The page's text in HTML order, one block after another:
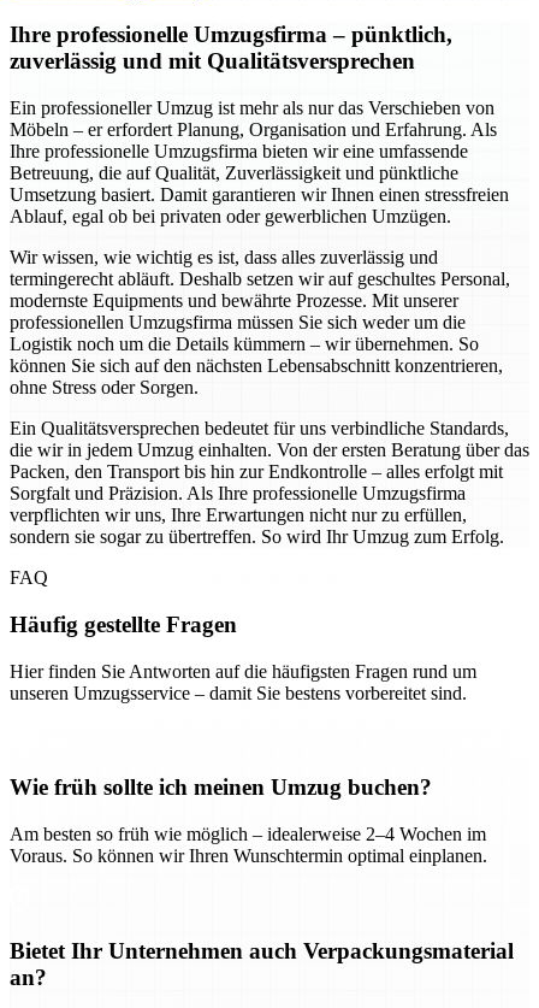
Ihre professionelle Umzugsfirma – pünktlich,
zuverlässig und mit Qualitätsversprechen
Ein professioneller Umzug ist mehr als nur das Verschieben von
Möbeln – er erfordert Planung, Organisation und Erfahrung. Als
Ihre professionelle Umzugsfirma bieten wir eine umfassende
Betreuung, die auf Qualität, Zuverlässigkeit und pünktliche
Umsetzung basiert. Damit garantieren wir Ihnen einen stressfreien
Ablauf, egal ob bei privaten oder gewerblichen Umzügen.
Wir wissen, wie wichtig es ist, dass alles zuverlässig und
termingerecht abläuft. Deshalb setzen wir auf geschultes Personal,
modernste Equipments und bewährte Prozesse. Mit unserer
professionellen Umzugsfirma müssen Sie sich weder um die
Logistik noch um die Details kümmern – wir übernehmen. So
können Sie sich auf den nächsten Lebensabschnitt konzentrieren,
ohne Stress oder Sorgen.
Ein Qualitätsversprechen bedeutet für uns verbindliche Standards,
die wir in jedem Umzug einhalten. Von der ersten Beratung über das
Packen, den Transport bis hin zur Endkontrolle – alles erfolgt mit
Sorgfalt und Präzision. Als Ihre professionelle Umzugsfirma
verpflichten wir uns, Ihre Erwartungen nicht nur zu erfüllen,
sondern sie sogar zu übertreffen. So wird Ihr Umzug zum Erfolg.
FAQ
Häufig gestellte Fragen
Hier finden Sie Antworten auf die häufigsten Fragen rund um
unseren Umzugsservice – damit Sie bestens vorbereitet sind.
Wie früh sollte ich meinen Umzug buchen?
Am besten so früh wie möglich – idealerweise 2–4 Wochen im
Voraus. So können wir Ihren Wunschtermin optimal einplanen.
Bietet Ihr Unternehmen auch Verpackungsmaterial
an?